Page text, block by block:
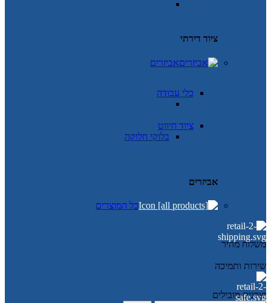
ציוד דירתי
אביזרים
כלי עבודה
ציוד חיווט
בלוקי חלוקה
אביזרים
כל המוצרים
משלוח מהיר
שירות ותמיכה
יצרנים מובילים